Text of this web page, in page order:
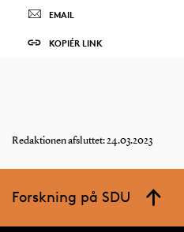
EMAIL
KOPIÉR LINK
Redaktionen afsluttet: 24.03.2023
Forskning på SDU